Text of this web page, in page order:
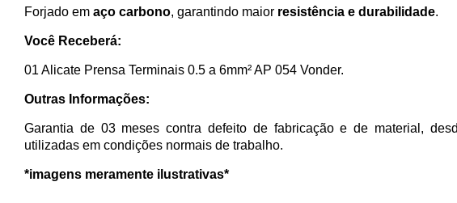
Forjado em aço carbono, garantindo maior resistência e durabilidade.
Você Receberá:
01 Alicate Prensa Terminais 0.5 a 6mm² AP 054 Vonder.
Outras Informações:
Garantia de 03 meses contra defeito de fabricação e de material,
utilizadas em condições normais de trabalho.
*imagens meramente ilustrativas*